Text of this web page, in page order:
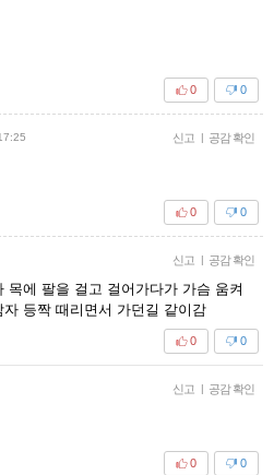
0
0
신고 | 공감 확인
0
0
신고 | 공감 확인
목에 팔을 걸고 걸어가다가 가슴 움켜
등짝 때리면서 가던길 같이감
0
0
신고 | 공감 확인
0
0